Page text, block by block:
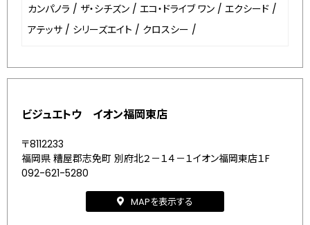
カンパノラ / ザ・シチズン / エコ・ドライブ ワン / エクシード /
アテッサ / シリーズエイト / クロスシー /
ビジュエトウ イオン福岡東店
〒8112233
福岡県 糟屋郡志免町 別府北２－１４－１イオン福岡東店１F
092-621-5280
MAPを表示する